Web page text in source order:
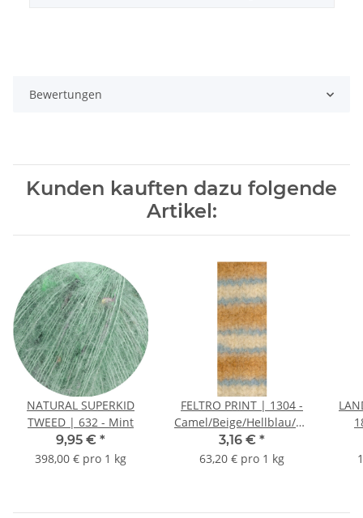
Bewertungen
Kunden kauften dazu folgende
Artikel:
NATURAL SUPERKID
TWEED | 632 - Mint
9,95 € *
398,00 € pro 1 kg
FELTRO PRINT | 1304 -
Camel/Beige/Hellblau/Natur
*
3,16 € *
63,20 € pro 1 kg